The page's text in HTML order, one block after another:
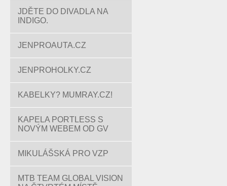
JDĚTE DO DIVADLA NA
INDIGO.
JENPROAUTA.CZ
JENPROHOLKY.CZ
KABELKY? MUMRAY.CZ!
KAPELA PORTLESS S
NOVÝM WEBEM OD GV
MIKULÁŠSKÁ PRO VZP
MTB TEAM GLOBAL VISION